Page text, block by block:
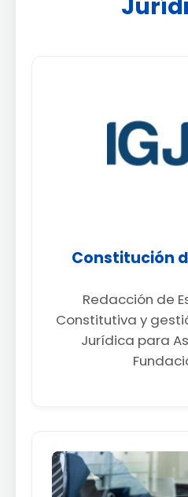
Constitución
Redacción de
Constitutiva y
Jurídica para